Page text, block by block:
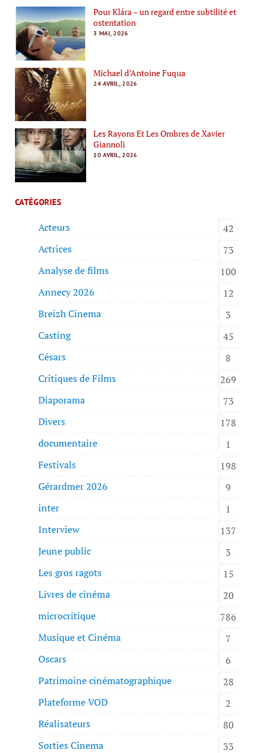
Pour Klára – un regard entre subtilité et
ostentation
3 MAI, 2026
Michael d’Antoine Fuqua
24 AVRIL, 2026
Les Rayons Et Les Ombres de Xavier
Giannoli
10 AVRIL, 2026
CATÉGORIES
Acteurs
42
Actrices
73
Analyse de films
100
Annecy 2026
12
Breizh Cinema
3
Casting
45
Césars
8
Critiques de Films
269
Diaporama
73
Divers
178
documentaire
1
Festivals
198
Gérardmer 2026
9
inter
1
Interview
137
Jeune public
3
Les gros ragots
15
Livres de cinéma
20
microcritique
786
Musique et Cinéma
7
Oscars
6
Patrimoine cinématographique
28
Plateforme VOD
2
Réalisateurs
80
Sorties Cinema
33